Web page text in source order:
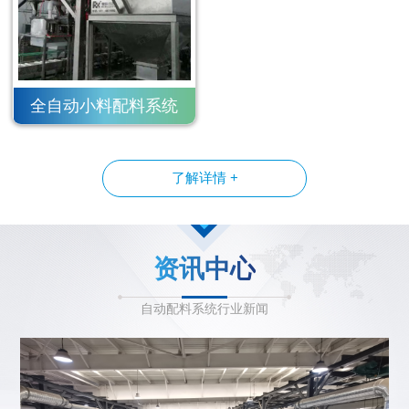
全自动小料配料系统
了解详情 +
资讯中心
自动配料系统行业新闻